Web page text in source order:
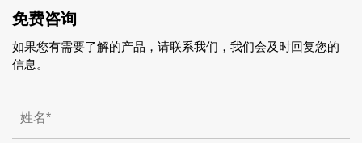
免费咨询
如果您有需要了解的产品，请联系我们，我们会及时回复您的
信息。